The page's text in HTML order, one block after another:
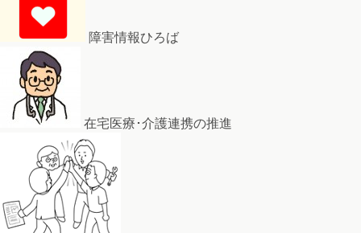
障害情報ひろば
在宅医療･介護連携の推進